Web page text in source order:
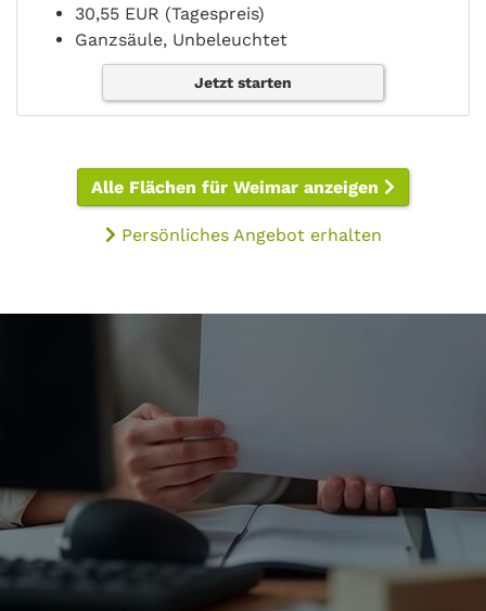
30,55 EUR (Tagespreis)
Ganzsäule, Unbeleuchtet
Jetzt starten
Alle Flächen für Weimar anzeigen
Persönliches Angebot erhalten